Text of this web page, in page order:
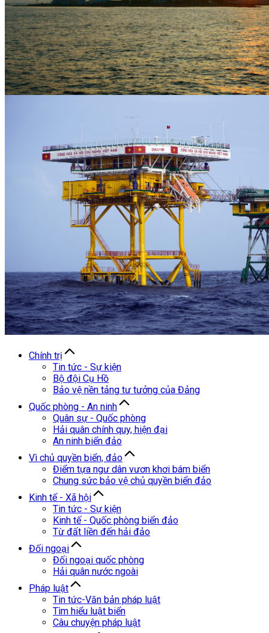
Chính trị
Tin tức - Sự kiện
Bộ đội Cụ Hồ
Bảo vệ nền tảng tư tưởng của Đảng
Quốc phòng - An ninh
Quân sự - Quốc phòng
Hải quân chính quy, hiện đại
An ninh biển đảo
Vì chủ quyền biển, đảo
Điểm tựa ngư dân vươn khơi bám biển
Chung sức bảo vệ chủ quyền biển đảo
Kinh tế - Xã hội
Tin tức - Sự kiện
Kinh tế - Quốc phòng biển đảo
Từ đất liền đến hải đảo
Đối ngoại
Đối ngoại quốc phòng
Hải quân nước ngoài
Pháp luật
Tin tức-Văn bản pháp luật
Tìm hiểu luật biển
Câu chuyện pháp luật